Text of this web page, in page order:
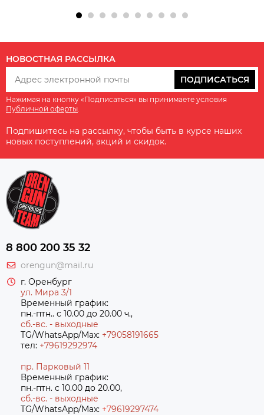
НОВОСТНАЯ РАССЫЛКА
ПОДПИСАТЬСЯ
Нажимая на кнопку «Подписаться» вы принимаете условия
Публичной оферты
Подпишитесь на рассылку, чтобы быть в курсе наших
новых поступлений, акций и скидок.
8 800 200 35 32
orengun@mail.ru
г. Оренбург
ул. Мира 3/1
Временный график:
пн.-птн.. с 10.00 до 20.00 ч.,
сб.-вс. - выходные
TG/WhatsApp/Max: +79058191665
тел: +79619292974
пр. Парковый 11
Временный график:
пн.-птн. с 10.00 до 20.00,
сб.-вс. - выходные
TG/WhatsApp/Max: +79619297474